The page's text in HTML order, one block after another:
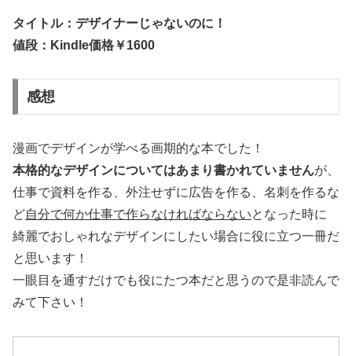
タイトル：デザイナーじゃないのに！
値段：Kindle価格￥1600
感想
漫画でデザインが学べる画期的な本でした！
本格的なデザインについてはあまり書かれていませんが、
仕事で資料を作る、外注せずに広告を作る、名刺を作るな
ど自分で何か仕事で作らなければならないとなった時に
綺麗でおしゃれなデザインにしたい場合に役に立つ一冊だ
と思います！
一眼目を通すだけでも役にたつ本だと思うので是非読んで
みて下さい！